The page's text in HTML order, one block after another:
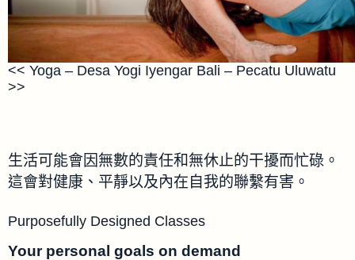
<< Yoga – Desa Yogi Iyengar Bali – Pecatu Uluwatu
>>
生活可能會因無數的責任和無休止的干擾而忙碌。
這會對健康、平靜以及內在自我的聯繫有害。
Purposefully Designed Classes
Your personal goals on demand